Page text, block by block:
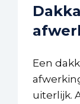
Een
uiterlijk.